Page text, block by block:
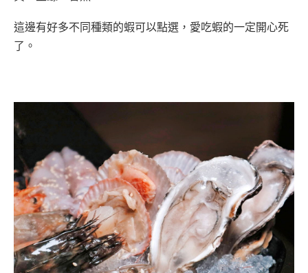
這邊有好多不同種類的蝦可以點選，愛吃蝦的一定開心死
了。